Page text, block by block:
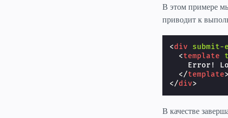
В этом примере
приводит к
<div
submit-
<template
Error!
</template
</div>
В качестве